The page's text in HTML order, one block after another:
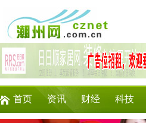
首页 资讯 财经 科技